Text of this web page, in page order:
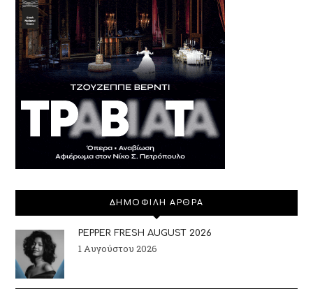
ΔΗΜΟΦΙΛΗ ΑΡΘΡΑ
PEPPER FRESH AUGUST 2026
1 Αυγούστου 2026